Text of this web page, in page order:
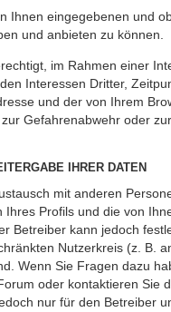
Ihnen eingegebenen und
und anbieten zu können.
im Rahmen einer
Interessen Dritter,
und der von Ihrem
Gefahrenabwehr oder
IHRER DATEN
mit anderen
Profils und die von
Betreiber kann jedoch
Nutzerkreis (z. B.
Wenn Sie Fragen dazu
oder kontaktieren Sie
nur für den Betreiber